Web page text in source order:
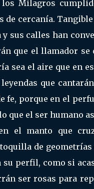
Milagros
de cercanía.
y sus calles han
que el llamador se
sea el aire que en
que
fe, porque en el
que el ser humano
el manto que
de geometrías
su perfil, como si
ser rosas para